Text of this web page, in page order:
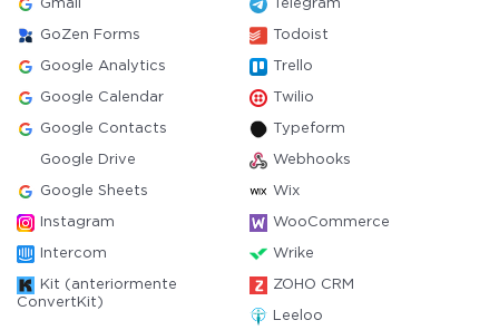
Gmail Telegram
GoZen Forms Todoist
Google Analytics Trello
Google Calendar Twilio
Google Contacts Typeform
Google Drive Webhooks
Google Sheets Wix
Instagram WooCommerce
Intercom Wrike
Kit (anteriormente
ConvertKit)
ZOHO CRM
Leeloo